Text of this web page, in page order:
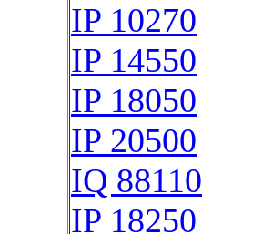
IP 10270
IP 14550
IP 18050
IP 20500
IQ 88110
IP 18250